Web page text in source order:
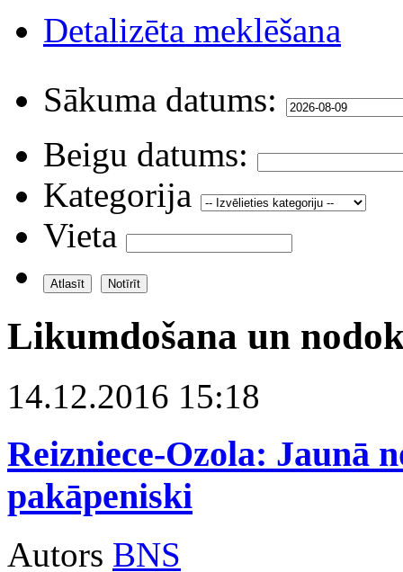
Detalizēta meklēšana
Sākuma datums:
Beigu datums:
Kategorija
Vieta
Likumdošana un
14.12.2016 15:18
Reizniece-Ozola: Jaunā
pakāpeniski
Autors BNS